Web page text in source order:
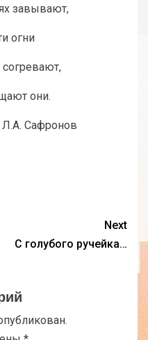
завывают,
огни
они.
Next
С голубого ручейка…